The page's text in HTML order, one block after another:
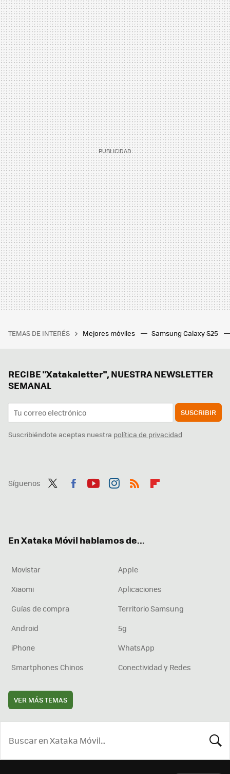
TEMAS DE INTERÉS Mejores móviles Samsung Galaxy S25
RECIBE "Xatakaletter", NUESTRA NEWSLETTER
SEMANAL
SUSCRIBIR
Suscribiéndote aceptas nuestra política de privacidad
Síguenos
En Xataka Móvil hablamos de...
Movistar
Apple
Xiaomi
Aplicaciones
Guías de compra
Territorio Samsung
Android
5g
iPhone
WhatsApp
Smartphones Chinos
Conectividad y Redes
VER MÁS TEMAS